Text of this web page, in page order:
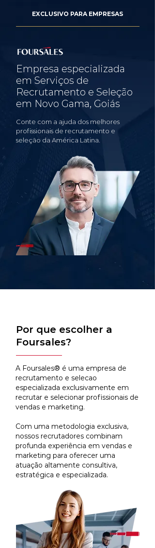
EXCLUSIVO PARA EMPRESAS
Empresa especializada
em Serviços de
Recrutamento e Seleção
em Novo Gama, Goiás
Conte com a ajuda dos melhores
profissionais de recrutamento e
seleção da América Latina.
Por que escolher a
Foursales?
A Foursales® é uma empresa de
recrutamento e selecao
especializada exclusivamente em
recrutar e selecionar profissionais de
vendas e marketing.
Com uma metodologia exclusiva,
nossos recrutadores combinam
profunda experiência em vendas e
marketing para oferecer uma
atuação altamente consultiva,
estratégica e especializada.